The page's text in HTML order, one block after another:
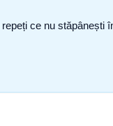
ce nu